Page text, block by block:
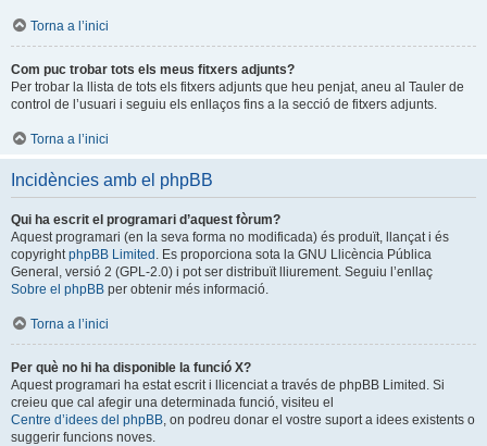
Torna a l’inici
Com puc trobar tots els meus fitxers adjunts?
Per trobar la llista de tots els fitxers adjunts que heu penjat, aneu al Tauler de
control de l’usuari i seguiu els enllaços fins a la secció de fitxers adjunts.
Torna a l’inici
Incidències amb el phpBB
Qui ha escrit el programari d’aquest fòrum?
Aquest programari (en la seva forma no modificada) és produït, llançat i és
copyright phpBB Limited . Es proporciona sota la GNU Llicència Pública
General, versió 2 (GPL-2.0) i pot ser distribuït lliurement. Seguiu l’enllaç
Sobre el phpBB per obtenir més informació.
Torna a l’inici
Per què no hi ha disponible la funció X?
Aquest programari ha estat escrit i llicenciat a través de phpBB Limited. Si
creieu que cal afegir una determinada funció, visiteu el
Centre d’idees del phpBB , on podreu donar el vostre suport a idees existents o
suggerir funcions noves.